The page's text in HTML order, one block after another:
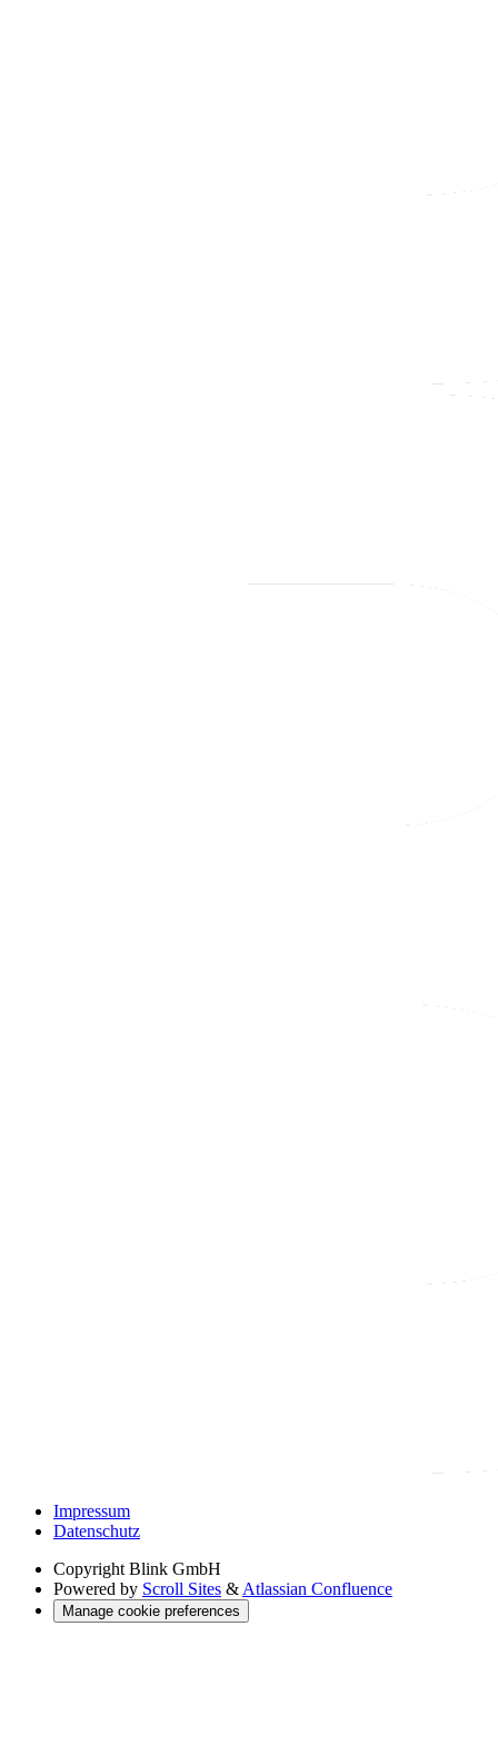
Impressum
Datenschutz
Copyright Blink GmbH
Powered by Scroll Sites & Atlassian Confluence
Manage cookie preferences